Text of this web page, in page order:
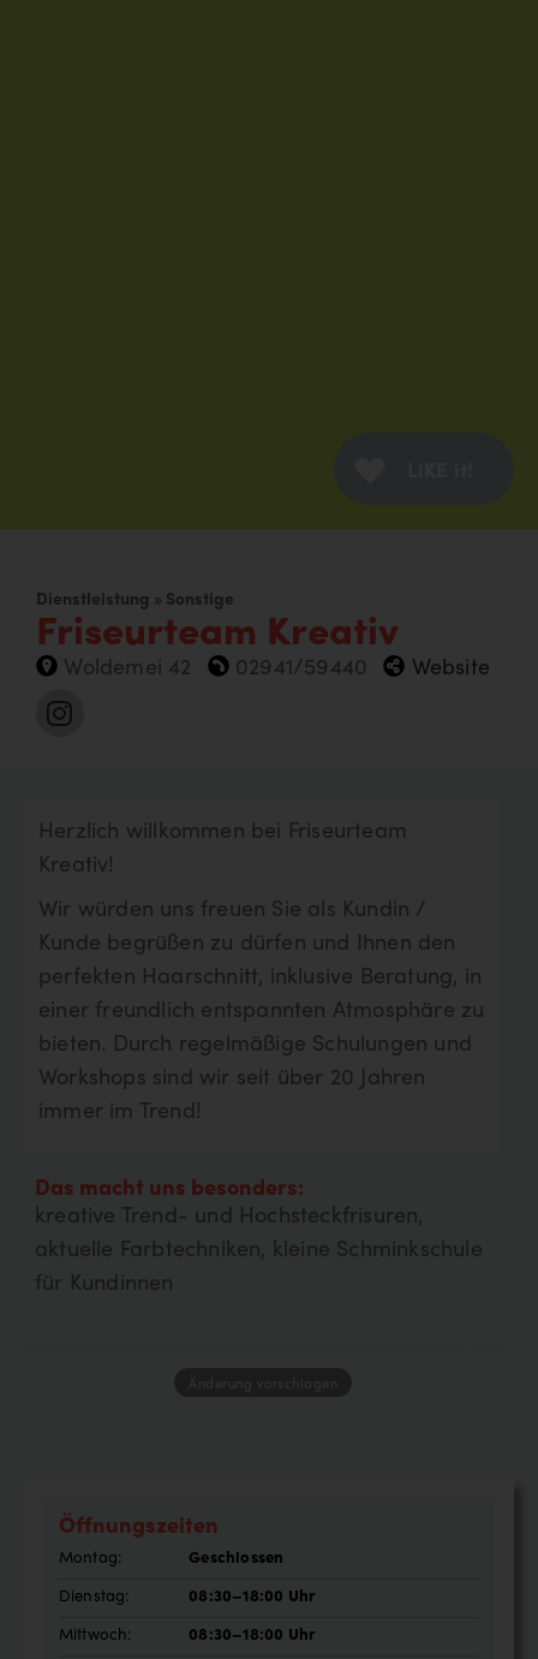
Dienstleistung » Sonstige
Friseurteam Kreativ
Woldemei 42 02941/59440 Website
Herzlich willkommen bei Friseurteam
Kreativ!
Wir würden uns freuen Sie als Kundin /
Kunde begrüßen zu dürfen und Ihnen den
perfekten Haarschnitt, inklusive Beratung, in
einer freundlich entspannten Atmosphäre zu
bieten. Durch regelmäßige Schulungen und
Workshops sind wir seit über 20 Jahren
immer im Trend!
Das macht uns besonders:
kreative Trend- und Hochsteckfrisuren,
aktuelle Farbtechniken, kleine Schminkschule
für Kundinnen
Änderung vorschlagen
Öffnungszeiten
Montag:
Geschlossen
Dienstag:
08:30–18:00 Uhr
Mittwoch:
08:30–18:00 Uhr